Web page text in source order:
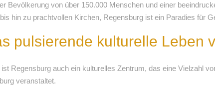
Bevölkerung von über 150.000 Menschen und einer
hin zu prachtvollen Kirchen, Regensburg ist ein Paradies für
pulsierende kulturelle Leben
Regensburg auch ein kulturelles Zentrum, das eine Vielzahl
veranstaltet.